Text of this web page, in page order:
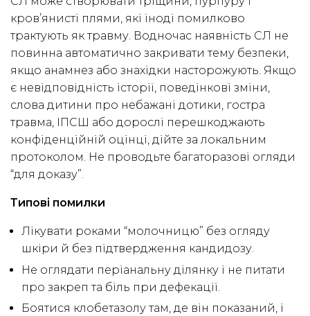
кров’янисті плями, які іноді помилково
трактують як травму. Водночас наявність СЛ не
повинна автоматично закривати тему безпеки,
якщо анамнез або знахідки насторожують. Якщо
є невідповідність історії, поведінкові зміни,
слова дитини про небажані дотики, гостра
травма, ІПСШ або дорослі перешкоджають
конфіденційній оцінці, дійте за локальним
протоколом. Не проводьте багаторазові огляди
“для доказу”.
Типові помилки
Лікувати роками “молочницю” без огляду
шкіри й без підтвердження кандидозу.
Не оглядати періанальну ділянку і не питати
про закреп та біль при дефекації.
Боятися клобетазолу там, де він показаний, і